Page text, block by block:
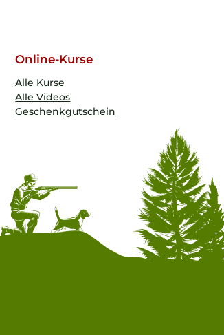
Online-Kurse
Alle Kurse
Alle Videos
Geschenkgutschein